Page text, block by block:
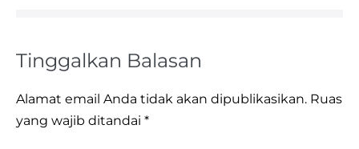
Tinggalkan Balasan
Alamat email Anda tidak akan dipublikasikan. Ruas
yang wajib ditandai *